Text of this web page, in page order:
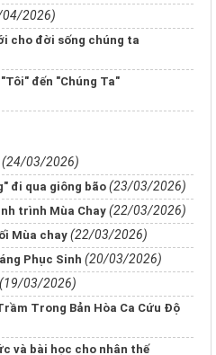
2026)
cho đời sống chúng ta
đến "Chúng Ta"
(24/03/2026)
đi qua giông bão (23/03/2026)
trình Mùa Chay (22/03/2026)
Mùa chay (22/03/2026)
Phục Sinh (20/03/2026)
(19/03/2026)
Trong Bản Hòa Ca Cứu Độ
và bài học cho nhân thế